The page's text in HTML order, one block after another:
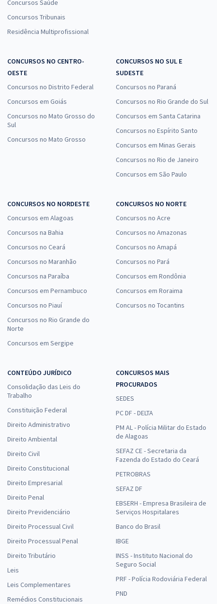
Concursos Saúde
Concursos Tribunais
Residência Multiprofissional
CONCURSOS NO CENTRO-
OESTE
Concursos no Distrito Federal
Concursos em Goiás
Concursos no Mato Grosso do
Sul
Concursos no Mato Grosso
CONCURSOS NO SUL E
SUDESTE
Concursos no Paraná
Concursos no Rio Grande do Sul
Concursos em Santa Catarina
Concursos no Espírito Santo
Concursos em Minas Gerais
Concursos no Rio de Janeiro
Concursos em São Paulo
CONCURSOS NO NORDESTE
Concursos em Alagoas
Concursos na Bahia
Concursos no Ceará
Concursos no Maranhão
Concursos na Paraíba
Concursos em Pernambuco
Concursos no Piauí
Concursos no Rio Grande do
Norte
Concursos em Sergipe
CONCURSOS NO NORTE
Concursos no Acre
Concursos no Amazonas
Concursos no Amapá
Concursos no Pará
Concursos em Rondônia
Concursos em Roraima
Concursos no Tocantins
CONTEÚDO JURÍDICO
Consolidação das Leis do
Trabalho
Constituição Federal
Direito Administrativo
Direito Ambiental
Direito Civil
Direito Constitucional
Direito Empresarial
Direito Penal
Direito Previdenciário
Direito Processual Civil
Direito Processual Penal
Direito Tributário
Leis
Leis Complementares
Remédios Constitucionais
CONCURSOS MAIS
PROCURADOS
SEDES
PC DF - DELTA
PM AL - Polícia Militar do Estado
de Alagoas
SEFAZ CE - Secretaria da
Fazenda do Estado do Ceará
PETROBRAS
SEFAZ DF
EBSERH - Empresa Brasileira de
Serviços Hospitalares
Banco do Brasil
IBGE
INSS - Instituto Nacional do
Seguro Social
PRF - Polícia Rodoviária Federal
PND